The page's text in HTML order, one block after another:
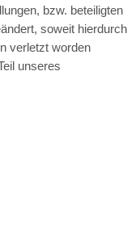
bzw. beteiligten
soweit hierdurch
verletzt worden
unseres